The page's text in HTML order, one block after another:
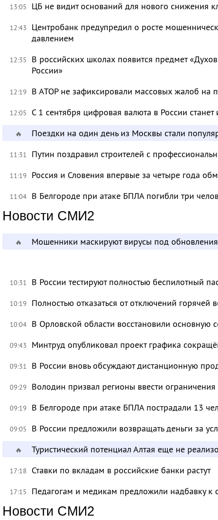
13:05 ЦБ не видит оснований для нового снижения
12:43
Центробанк предупредил о росте
давлением
12:35
В российских школах появится предмет
России»
12:19 В АТОР не зафиксировали массовых жалоб на
12:05 С 1 сентября цифровая валюта в России
🔥 Поездки на один день из Москвы стали
11:31 Путин поздравил строителей с
11:19 Россия и Словения впервые за четыре года
11:04 В Белгороде при атаке БПЛА погибли три
Новости СМИ2
🔥 Мошенники маскируют вирусы под
10:31 В России тестируют полностью беспилотный
10:19 Полностью отказаться от отключений горячей
10:04 В Орловской области восстановили основную
09:43 Минтруд опубликовал проект графика
09:31 В России вновь обсуждают дистанционную
09:29 Володин призвал регионы ввести
09:19 В Белгороде при атаке БПЛА пострадали 13
09:05 В России предложили возвращать деньги за
🔥 Туристический потенциал Алтая еще не
17:18 Ставки по вкладам в российские банки растут
17:15 Педагогам и медикам предложили надбавку к
Новости СМИ2